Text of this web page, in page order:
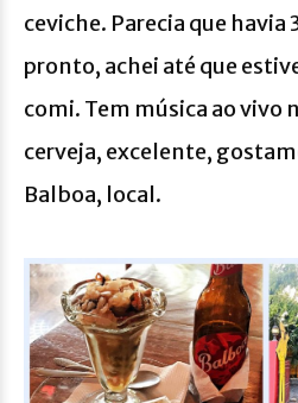
ceviche. Parecia que havia
pronto, achei até que
comi. Tem música ao vivo
cerveja, excelente,
Balboa, local.